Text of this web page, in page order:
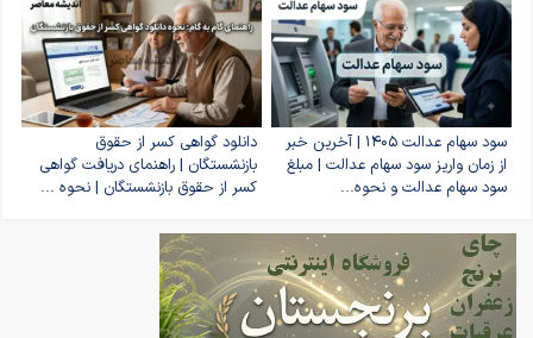
سود سهام عدالت ۱۴۰۵ | آخرین خبر
از زمان واریز سود سهام عدالت | مبلغ
سود سهام عدالت و نحوه...
دانلود گواهی کسر از حقوق
بازنشستگان | راهنمای دریافت گواهی
کسر از حقوق بازنشستگان | نحوه ...